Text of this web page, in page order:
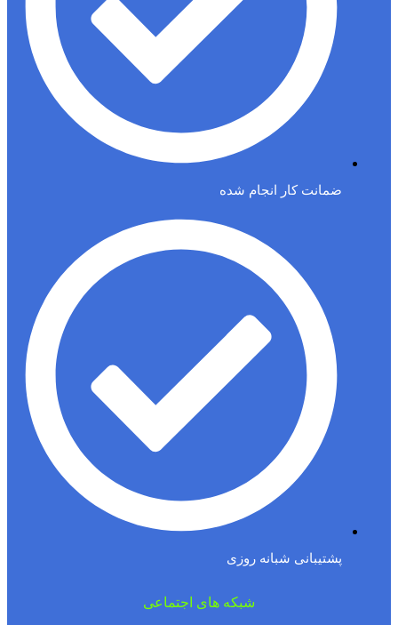
ضمانت کار انجام شده
پشتیبانی شبانه روزی
شبکه های اجتماعی